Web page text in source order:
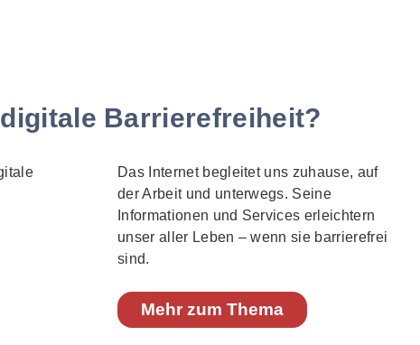
Barrierefreiheit?
Das Internet begleitet uns zuhause, auf
der Arbeit und unterwegs. Seine
Informationen und Services erleichtern
unser aller Leben – wenn sie barrierefrei
sind.
Mehr zum Thema